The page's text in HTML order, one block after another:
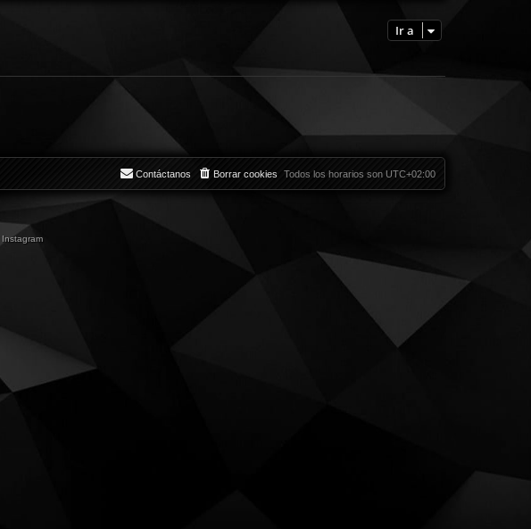
Ir a
Todos los horarios son UTC+02:00
Borrar cookies
Contáctanos
Instagram